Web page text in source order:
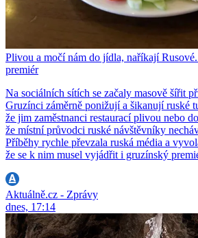
Plivou a močí nám do jídla, naříkají
premiér
Na sociálních sítích se začaly masově šířit
Gruzínci záměrně ponižují a šikanují ruské
že jim zaměstnanci restaurací plivou nebo
že místní průvodci ruské návštěvníky
Příběhy rychle převzala ruská média a
že se k nim musel vyjádřit i gruzínský
Aktuálně.cz - Zprávy
dnes, 17:14